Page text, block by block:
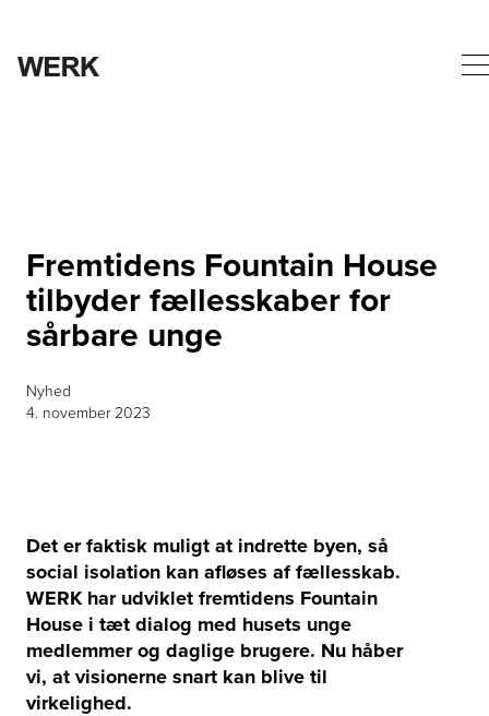
Fremtidens Fountain House
tilbyder fællesskaber for
sårbare unge
Nyhed
4. november 2023
Det er faktisk muligt at indrette byen, så
social isolation kan afløses af fællesskab.
WERK har udviklet fremtidens Fountain
House i tæt dialog med husets unge
medlemmer og daglige brugere. Nu håber
vi, at visionerne snart kan blive til
virkelighed.